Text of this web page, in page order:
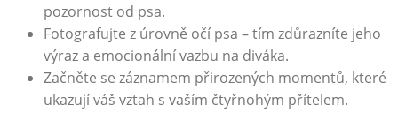
pozornost od psa.
Fotografujte z ‌úrovně očí psa – tím zdůrazníte ‍jeho
výraz a emocionální vazbu na diváka.
Začněte se záznamem přirozených momentů, které
ukazují váš vztah ‍s vaším‍ čtyřnohým přítelem.